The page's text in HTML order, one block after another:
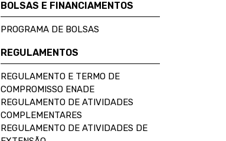
BOLSAS E FINANCIAMENTOS
PROGRAMA DE BOLSAS
REGULAMENTOS
REGULAMENTO E TERMO DE
COMPROMISSO ENADE
REGULAMENTO DE ATIVIDADES
COMPLEMENTARES
REGULAMENTO DE ATIVIDADES DE